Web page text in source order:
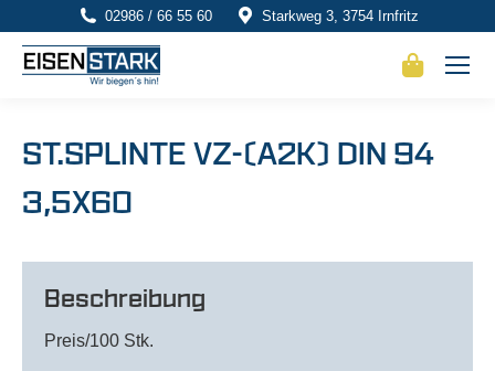
02986 / 66 55 60 Starkweg 3, 3754 Irnfritz
ST.SPLINTE VZ-(A2K) DIN 94
3,5X60
Beschreibung
Preis/100 Stk.